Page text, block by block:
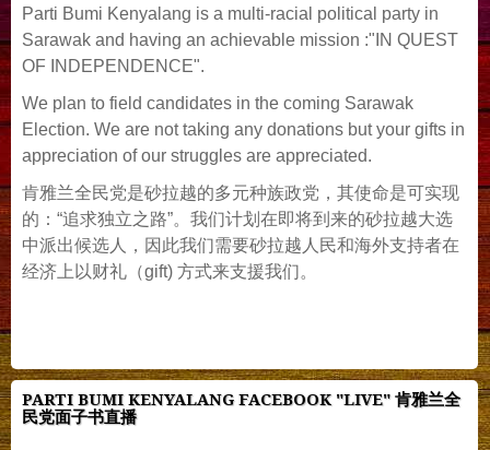
Parti Bumi Kenyalang is a multi-racial political party in
Sarawak and having an achievable mission :"IN QUEST
OF INDEPENDENCE".
We plan to field candidates in the coming Sarawak
Election. We are not taking any donations but your gifts in
appreciation of our struggles are appreciated.
肯雅兰全民党是砂拉越的多元种族政党，其使命是可实现
的：“追求独立之路”。我们计划在即将到来的砂拉越大选
中派出候选人，因此我们需要砂拉越人民和海外支持者在
经济上以财礼（gift) 方式来支援我们。
PARTI BUMI KENYALANG FACEBOOK "LIVE" 肯雅兰全
民党面子书直播